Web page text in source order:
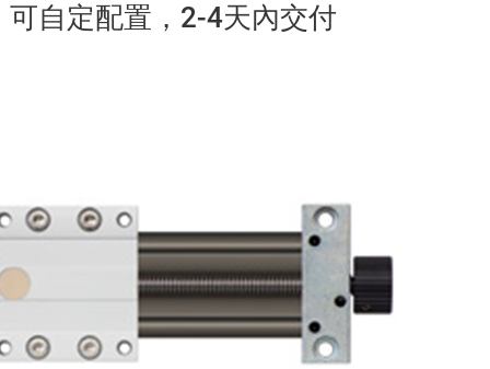
自定配置，2-4天內交付